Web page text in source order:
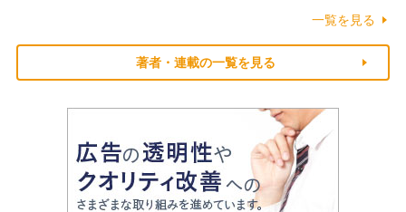
一覧を見る
著者・連載の一覧を見る